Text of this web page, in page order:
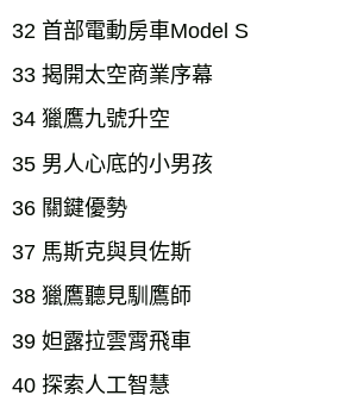
32 首部電動房車Model S
33 揭開太空商業序幕
34 獵鷹九號升空
35 男人心底的小男孩
36 關鍵優勢
37 馬斯克與貝佐斯
38 獵鷹聽見馴鷹師
39 妲露拉雲霄飛車
40 探索人工智慧